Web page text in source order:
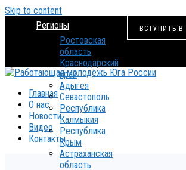
Skip to content
ВСТУПИТЬ
Регионы
Ростовская
область
Краснодарский
край
Адыгея
Севастополь
Республика
Калмыкия
Республика
Крым
Астраханская
область
Главная
О нас
Новости
Видео
Контакты